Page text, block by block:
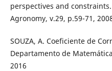
perspectives and
Agronomy, v.29, p.59-71,
SOUZA, A. Coeficiente de
Departamento de
2016